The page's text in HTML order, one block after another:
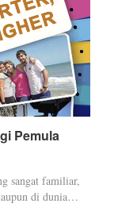
Pemula
sangat familiar,
di dunia…